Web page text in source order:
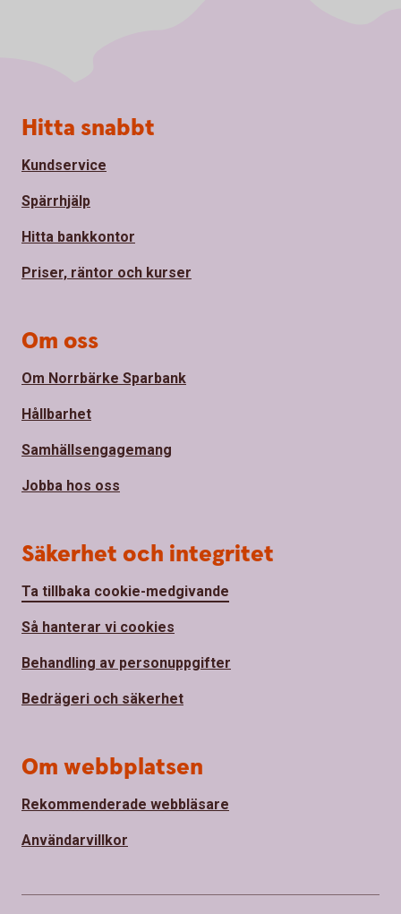
Sidfot
Hitta snabbt
Kundservice
Spärrhjälp
Hitta bankkontor
Priser, räntor och kurser
Om oss
Om Norrbärke Sparbank
Hållbarhet
Samhällsengagemang
Jobba hos oss
Säkerhet och integritet
Ta tillbaka cookie-medgivande
Så hanterar vi cookies
Behandling av personuppgifter
Bedrägeri och säkerhet
Om webbplatsen
Rekommenderade webbläsare
Användarvillkor